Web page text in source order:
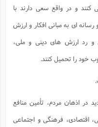
و در واقع سعی دارند با
ای به مبانی افکار و ارزش
و رد ارزش های دینی و ملی،
خود را تحمیل کنند.
در اذهان مردم، تأمین منافع
فرهنگی و اجتماعی